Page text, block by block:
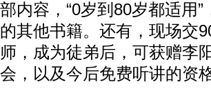
部内容，“0岁到80岁都适用
的其他书籍。还有，现场交
师，成为徒弟后，可获赠李
会，以及今后免费听讲的资格